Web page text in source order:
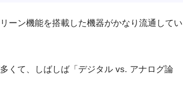
ーン機能を搭載した機器がかなり流通してい
くて、しばしば「デジタル vs. アナログ論